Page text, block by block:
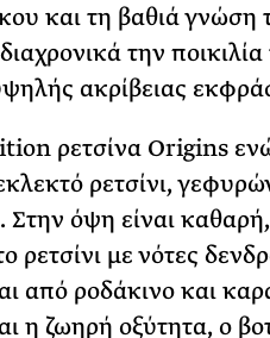
και τη βαθιά γνώση
την
ακρίβειας
ρετσίνα Origins
ρετσίνι,
Στην όψη είναι
ρετσίνι με νότες
από ροδάκινο και
η ζωηρή οξύτητα, ο